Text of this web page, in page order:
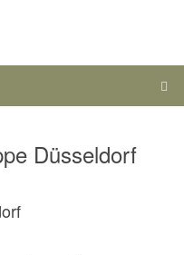
Düsseldorf